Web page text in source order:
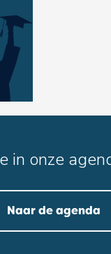
in onze
Naar de agenda